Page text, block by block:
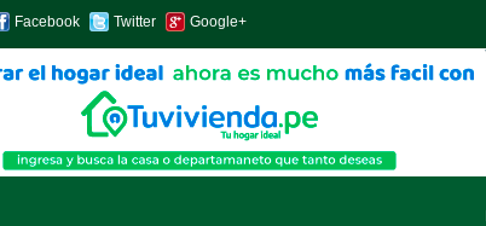
Facebook Twitter Google+